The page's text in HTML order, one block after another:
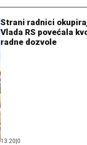
Strani radnici
Vlada RS povećala
radne dozvole
13:20 0